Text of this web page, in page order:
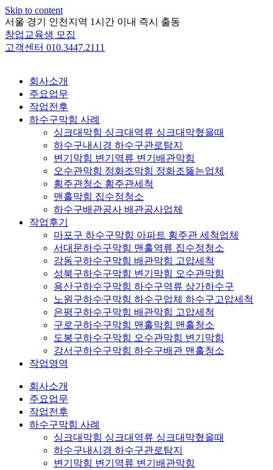
Skip to content
서울 경기 인천지역 1시간 이내 즉시 출동
창업교육생 모집
고객센터 010.3447.2111
회사소개
주요업무
작업전후
하수구막힘 사례
싱크대막힘 싱크대역류 싱크대막혔을때
하수구내시경 하수구관로탐지
변기막힘 변기역류 변기배관막힘
오수관막힘 정화조막힘 정화조뚫는업체
횡주관청소 횡주관세척
맨홀막힘 집수정청소
하수구배관공사 배관공사업체
작업후기
마포구 하수구막힘 아파트 횡주관 세척업체
서대문하수구막힘 맨홀역류 집수정청소
강동구하수구막힘 배관막힘 고압세척
성북구하수구막힘 변기막힘 오수관막힘
용산구하수구막힘 하수구역류 상가하수구
노원구하수구막힘 하수구업체 하수구고압세척
은평구하수구막힘 배관막힘 고압세척
구로구하수구막힘 맨홀막힘 맨홀청소
도봉구하수구막힘 오수관막힘 변기막힘
강서구하수구막힘 하수구배관 맨홀청소
작업영역
회사소개
주요업무
작업전후
하수구막힘 사례
싱크대막힘 싱크대역류 싱크대막혔을때
하수구내시경 하수구관로탐지
변기막힘 변기역류 변기배관막힘